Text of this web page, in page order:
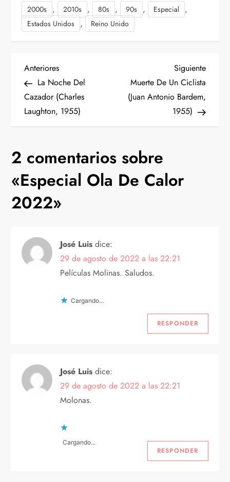
2000s , 2010s , 80s , 90s , Especial ,
Estados Unidos , Reino Unido
N
a
v
g
a
c
i
ó
e
n
Entrada
anterior
Anteriores
La Noche Del
Cazador (Charles
Laughton, 1955)
Siguiente
Muerte De Un Ciclista
(Juan Antonio Bardem,
1955)
2 comentarios sobre
«Especial Ola De Calor
2022»
José Luis dice:
29 de agosto de 2022 a las 22:21
Películas Molinas. Saludos.
Cargando...
RESPONDER
José Luis dice:
29 de agosto de 2022 a las 22:21
Molonas.
Cargando...
RESPONDER